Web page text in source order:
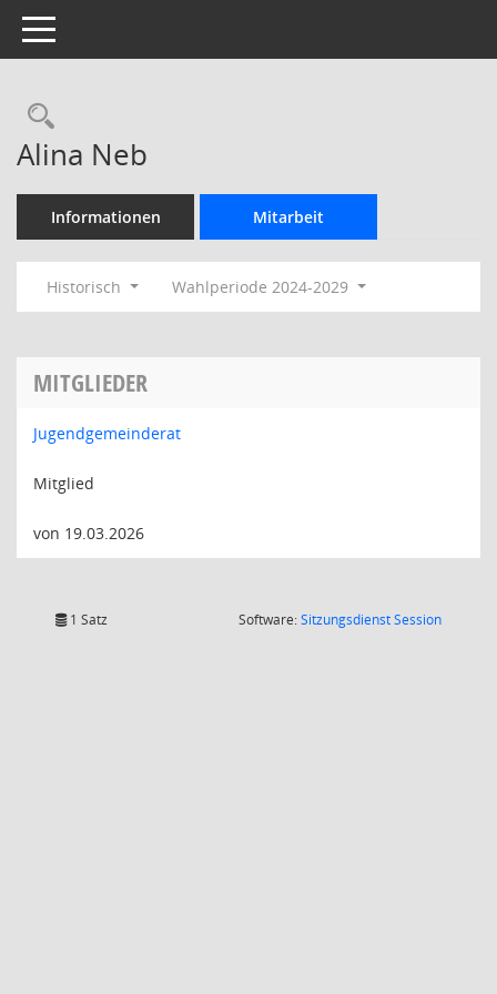
Toggle navigation
Rechercheauswahl
Alina Neb
Informationen Mitarbeit
Historisch Wahlperiode 2024-2029
MITGLIEDER
Jugendgemeinderat
Mitglied
von 19.03.2026
1 Satz Software:SitzungsdienstSession(Wird in